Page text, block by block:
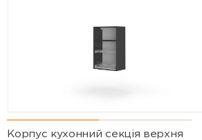
Корпус кухонний секцiя верхня